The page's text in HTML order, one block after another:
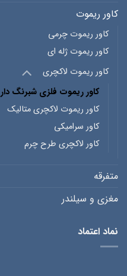
کاور ریموت
کاور ریموت چرمی
کاور ریموت ژله ای
کاور ریموت لاکچری
کاور ریموت فلزی شبرنگ دار
کاور ریموت لاکچری متالیک
کاور سرامیکی
کاور لاکچری طرح چرم
متفرقه
مغزی و سیلندر
نماد اعتماد